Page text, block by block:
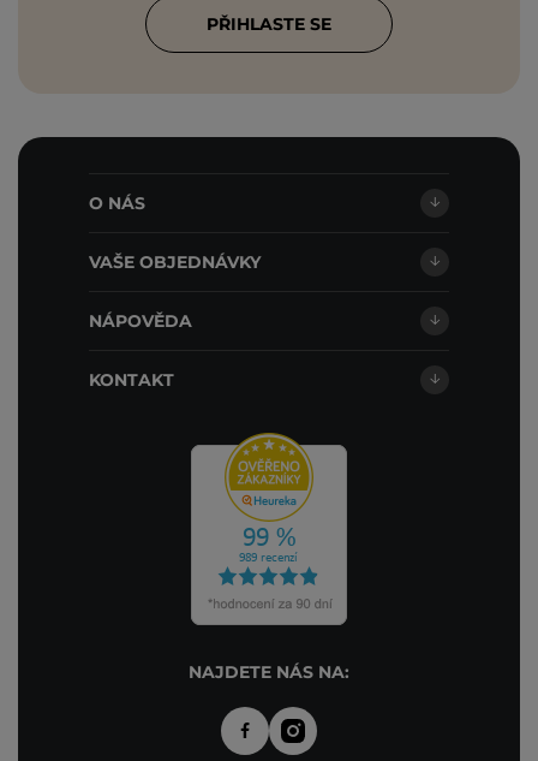
PŘIHLASTE SE
O NÁS
VAŠE OBJEDNÁVKY
NÁPOVĚDA
KONTAKT
NAJDETE NÁS NA: